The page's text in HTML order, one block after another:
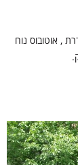
, אוטובוס נוח